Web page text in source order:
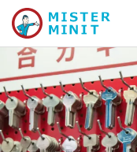
トップ
ミスターミニットについ
修理サービス・料金